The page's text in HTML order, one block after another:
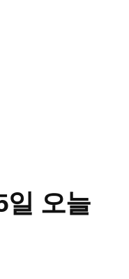
일 오늘